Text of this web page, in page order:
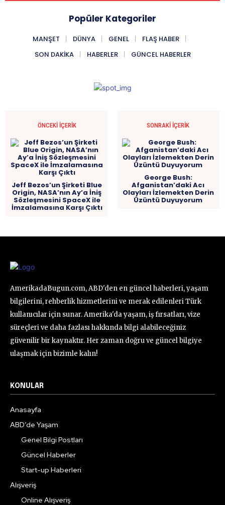
Popüler Kategoriler
MANŞET DÜNYA GENEL
FLAŞ HABER
SON DAKIKA
HABERLER GÜNCEL HABERLER
ÖNCEKI İÇERIK
Jeff Bezos’un Şirketi Blue
Origin, NASA’nın Ay’a İniş
Sözleşmesini SpaceX ile
İmzalamasına Karşı Çıktı
SONRAKI İÇERIK
George Bush:
Afganistan’daki Acı
Olayları İzlemekten Derin
Üzüntü Duyuyorum
AmerikadaBugun.com, ABD'den en güncel haberleri, yaşam
bilgilerini, rehberlik hizmetlerini ve merak edilenleri Türk
kullanıcılar için sunar. Amerika'da yaşam, iş fırsatları, vize
süreçleri ve daha fazlası hakkında bilgi alabileceğiniz
güvenilir bir kaynaktır. Her zaman doğru ve güncel bilgiye
ulaşmak için bizimle kalın!
KONULAR
Anasayfa
ABD’de Yaşam
Genel Bilgi Postları
Güncel Haberler
Start-up Haberleri
Alışveriş
Online Alışveriş